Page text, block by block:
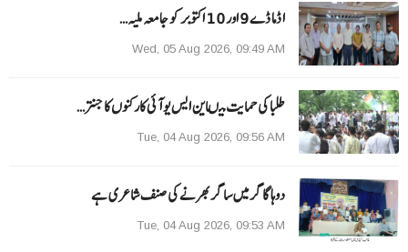
ا ڈما ڈے 9 اور 10 اکتوبر کو جامعہ ملیہ…
Wed, 05 Aug 2026, 09:49 AM
طلبا کی حمایت میںاین ایس یو آئی کارکنوں کا جنتر…
Tue, 04 Aug 2026, 09:56 AM
دوہا گاگر میں ساگر بھرنے کی صنف شاعری ہے
Tue, 04 Aug 2026, 09:53 AM